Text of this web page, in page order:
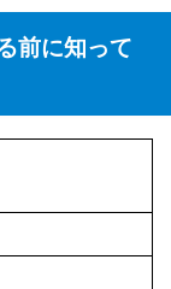
前に知って